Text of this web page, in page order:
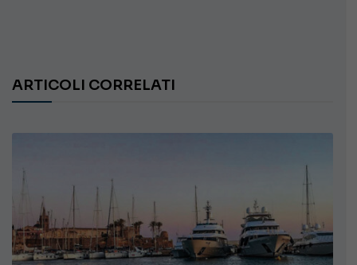
ARTICOLI CORRELATI